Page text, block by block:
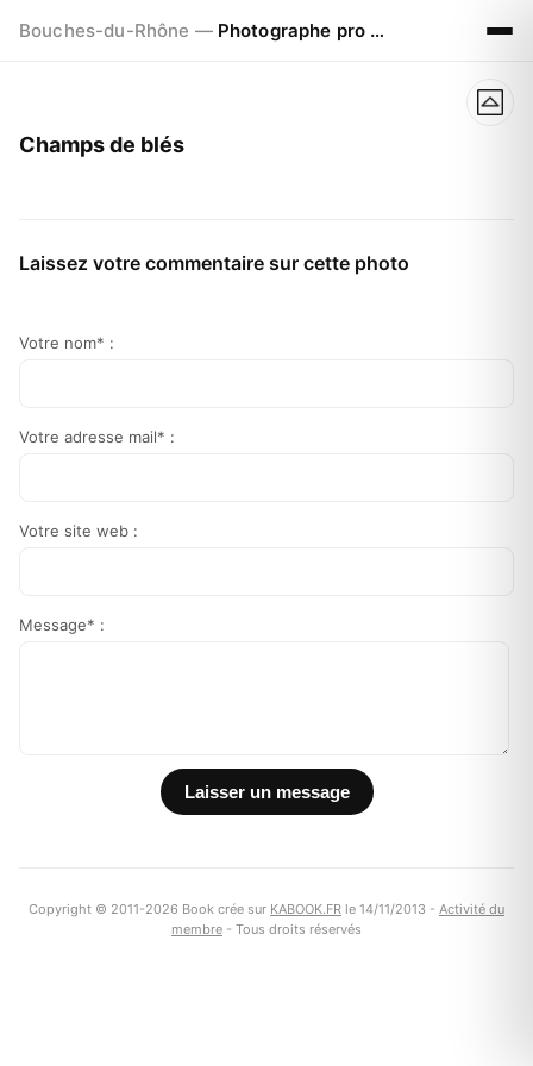
Bouches-du-Rhône — Photographe pro à Marseille - Aix - Avignon
Champs de blés
Laissez votre commentaire sur cette photo
Votre nom* :
Votre adresse mail* :
Votre site web :
Message* :
Copyright © 2011-2026 Book crée sur KABOOK.FR le 14/11/2013 - Activité du
membre - Tous droits réservés